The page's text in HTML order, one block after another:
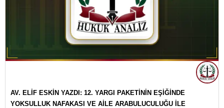
AV. ELİF ESKİN YAZDI: 12. YARGI PAKETİNİN EŞİĞİNDE
YOKSULLUK NAFAKASI VE AİLE ARABULUCULUĞU İLE